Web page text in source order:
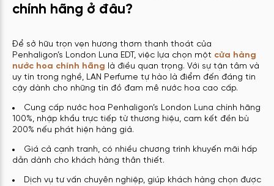
chính hãng ở đâu?
Để sở hữu trọn vẹn hương thơm thanh thoát của
Penhaligon’s London Luna EDT, việc lựa chọn một cửa hàng
nước hoa chính hãng là điều quan trọng. Với sự tận tâm và
uy tín trong nghề, LAN Perfume tự hào là điểm đến đáng tin
cậy dành cho những tín đồ đam mê nước hoa cao cấp.
Cung cấp nước hoa Penhaligon’s London Luna chính hãng
100%, nhập khẩu trực tiếp từ thương hiệu, cam kết đền bù
200% nếu phát hiện hàng giả.
Giá cả cạnh tranh, có nhiều chương trình khuyến mãi hấp
dẫn dành cho khách hàng thân thiết.
Dịch vụ tư vấn chuyên nghiệp, giúp khách hàng chọn được